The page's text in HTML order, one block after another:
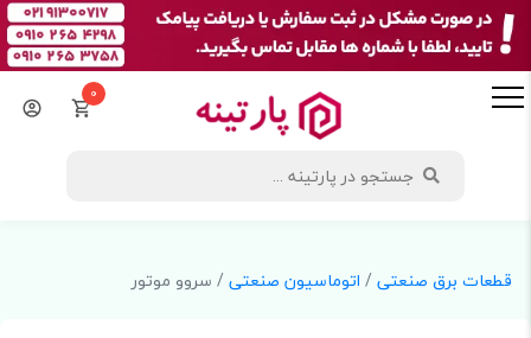
0
قطعات برق صنعتی/ اتوماسیون صنعتی/ سروو موتور